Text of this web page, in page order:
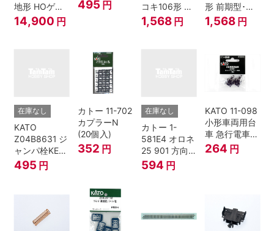
地形 HOゲー
ジ
14,900 円
ー 黒 センタ
495 円
コキ106形 前
期型･新塗装･
コンテナな
1,568 円
形 前期型･新
塗装･コンテ
ナなし･2両セ
1,568 円
在庫なし
KATO
Z04B8631 ジ
ャンパ栓KE76
濃青 ランナー
495 円
カトー 11-702
カプラーN
(20個入)
352 円
在庫なし
カトー 1-
581E4 オロネ
25 901 方向
幕 4両分
594 円
KATO 11-098
小形車両用台
車 急行電車1
Bトレインシ
ョーティー 対
264 円